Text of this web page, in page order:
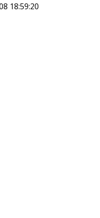
18:59:20